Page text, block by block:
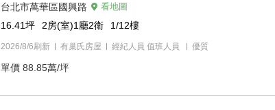
台北市萬華區國興路 看地圖
16.41坪 2房(室)1廳2衛 1/12樓
2026/8/6刷新 有巢氏房屋 經紀人員 值班人員 優質
單價 88.85萬/坪